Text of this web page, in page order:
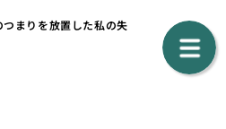
まりを放置した私の失